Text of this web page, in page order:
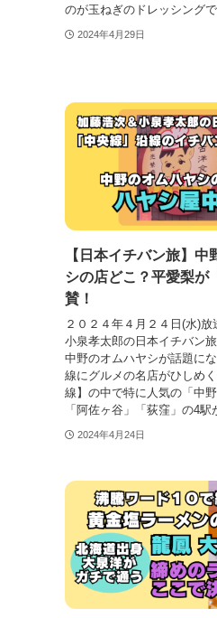
のが玉ねぎのドレッシングで
2024年4月29日
【日本イチバン旅】中
シの店どこ？平愛梨が
賛！
２０２４年４月２４日(水)放
小泉孝太郎の日本イチバン
中野のオムハヤシが話題に
線にグルメの名店がひしめ
線】の中で特に人気の「中野
「阿佐ヶ谷」「荻窪」の4
2024年4月24日